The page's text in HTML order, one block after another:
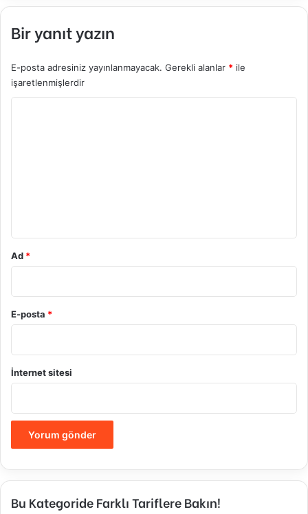
Bir yanıt yazın
E-posta adresiniz yayınlanmayacak. Gerekli alanlar * ile
işaretlenmişlerdir
Ad *
E-posta *
İnternet sitesi
Bu Kategoride Farklı Tariflere Bakın!